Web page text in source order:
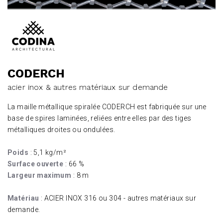
CODERCH
acier inox & autres matériaux sur demande
La maille métallique spiralée CODERCH est fabriquée sur une
base de spires laminées, reliées entre elles par des tiges
métalliques droites ou ondulées.
Poids : 5,1 kg/m²
Surface ouverte : 66 %
Largeur maximum : 8 m
Matériau : ACIER INOX 316 ou 304 - autres matériaux sur
demande.